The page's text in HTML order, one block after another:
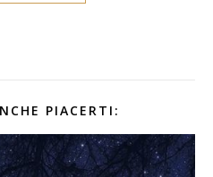
PIACERTI: